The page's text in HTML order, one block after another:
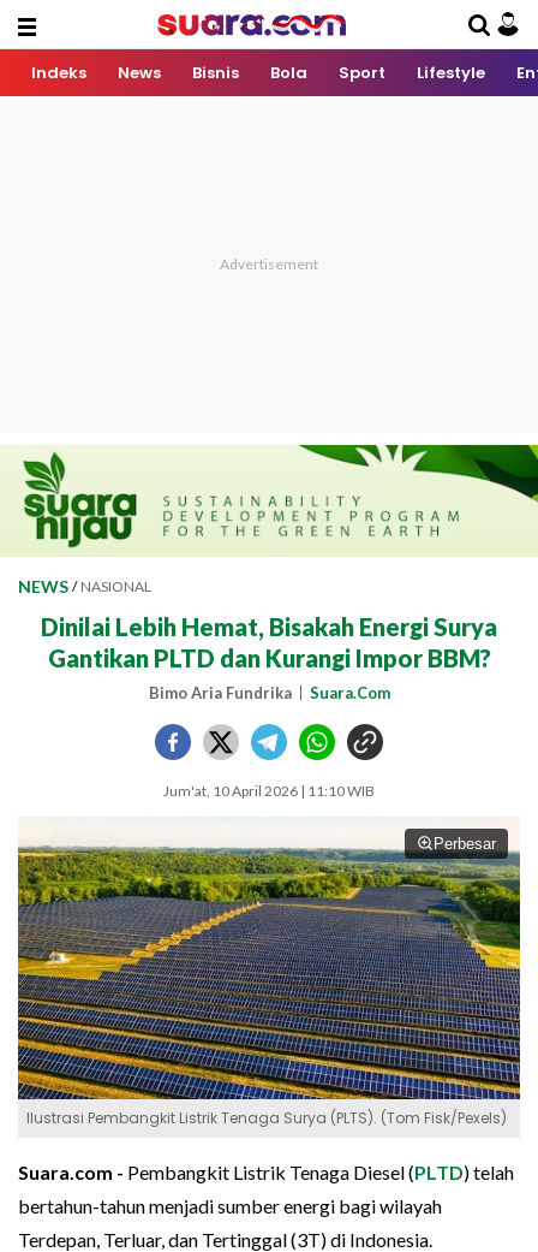
Indeks News Bisnis Bola Sport Lifestyle
NEWS / NASIONAL
Dinilai Lebih Hemat, Bisakah Energi Surya
Gantikan PLTD dan Kurangi Impor BBM?
Bimo Aria Fundrika Suara.Com
Jum'at, 10 April 2026 | 11:10 WIB
Perbesar
Ilustrasi Pembangkit Listrik Tenaga Surya (PLTS). (Tom Fisk/Pexels)
Suara.com - Pembangkit Listrik Tenaga Diesel (PLTD) telah
bertahun-tahun menjadi sumber energi bagi wilayah
Terdepan, Terluar, dan Tertinggal (3T) di Indonesia.